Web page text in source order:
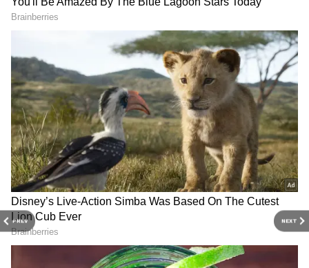
PREV NEXT
ఉద్యోగంలో ప్రమోషన్ దక్కే అవకాశం ఉంది. ప్రభుత్వ
ఉద్యోగాలు లేదా పోటీ పరీక్షల కోసం ఎదురుచూస్తున్న వారికి
శుభవార్తలు అందుతాయి. ఆస్తులు కొనడం, పెట్టుబడులు
పెట్టడం ఈ కాలంలో మంచి ఫలితాలను ఇస్తాయి.
Related Articles
AC Water: ఏసీ నీళ్లను పారబోయకుండా.. ఇన్ని
రకాలుగా ఉపయోగించుకోండి
Rice bag: వంటింట్లోని మీ బియ్యం డబ్బాలో ఈ
వస్తువును పెట్టండి.. మీ అదృష్టమే మారిపోతుంది